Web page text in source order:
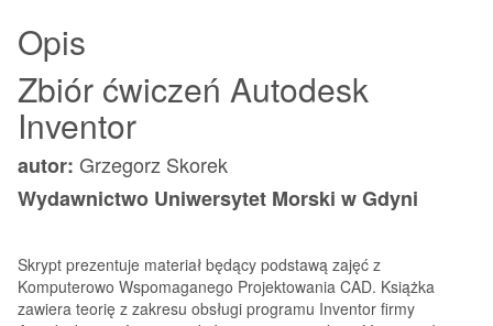
Opis
Zbiór ćwiczeń Autodesk
Inventor
autor: Grzegorz Skorek
Wydawnictwo Uniwersytet Morski w Gdyni
Skrypt prezentuje materiał będący podstawą zajęć z
Komputerowo Wspomaganego Projektowania CAD. Książka
zawiera teorię z zakresu obsługi programu Inventor firmy